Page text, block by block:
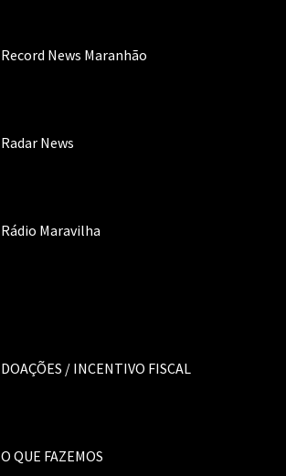
Record News Maranhão
Radar News
Rádio Maravilha
DOAÇÕES / INCENTIVO FISCAL
O QUE FAZEMOS